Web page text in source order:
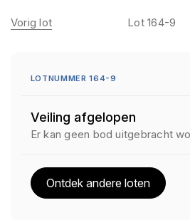
Vorig lot Lot 164-9
LOTNUMMER 164-9
Veiling afgelopen
Er kan geen bod uitgebracht
Ontdek andere loten